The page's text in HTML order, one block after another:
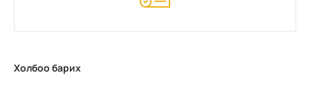
Холбоо барих